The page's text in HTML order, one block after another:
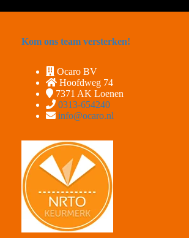
Kom ons team versterken!
Ocaro BV
Hoofdweg 74
7371 AK Loenen
0313-654240
info@ocaro.nl